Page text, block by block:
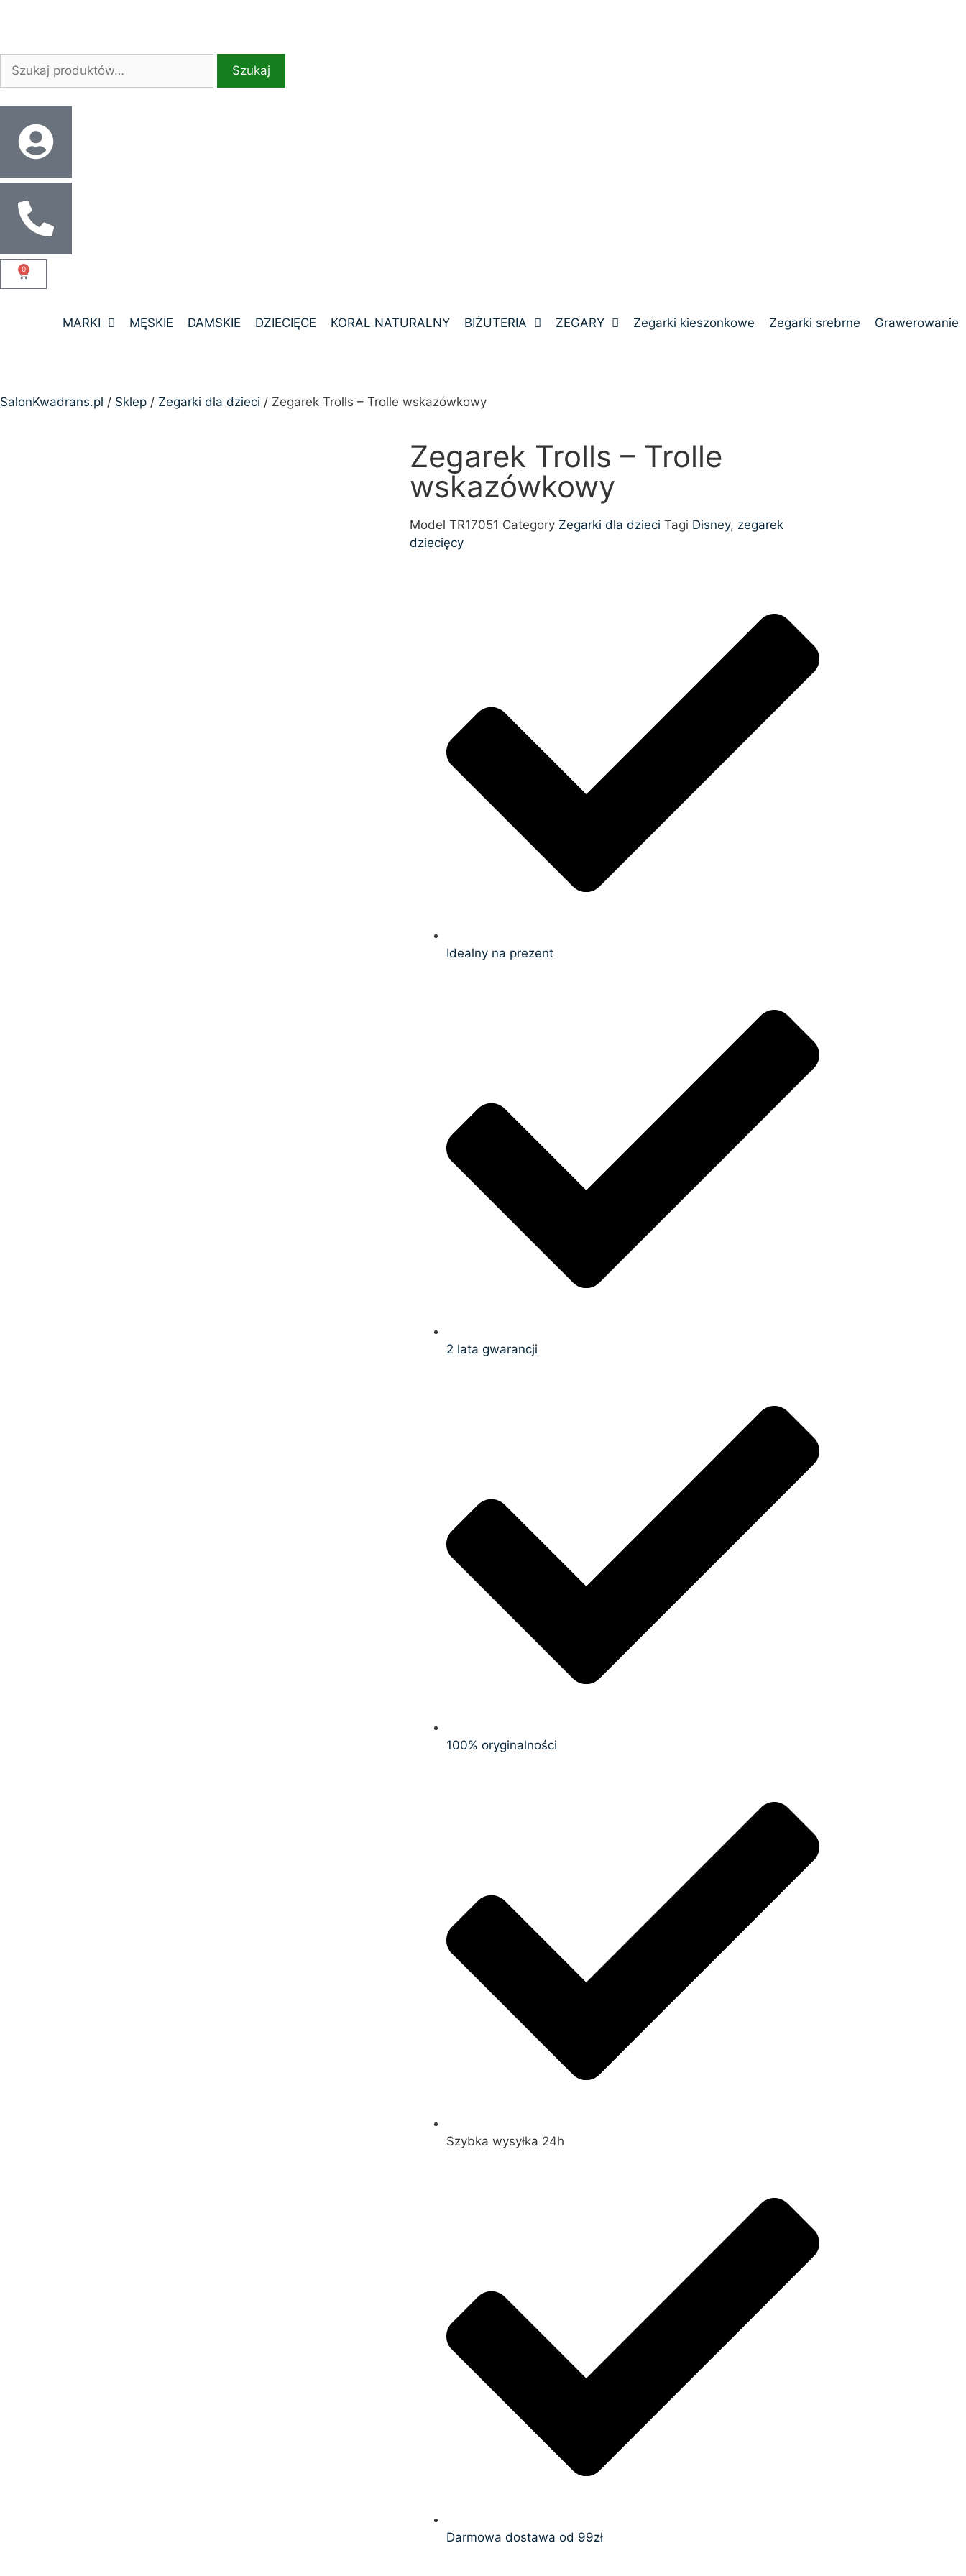
Szukaj
0
MARKI MĘSKIE DAMSKIE DZIECIĘCE KORAL NATURALNY BIŻUTERIA ZEGARY Zegarki kieszonkowe Zegarki srebrne Grawerowanie
SalonKwadrans.pl / Sklep / Zegarki dla dzieci / Zegarek Trolls – Trolle wskazówkowy
Zegarek Trolls – Trolle
wskazówkowy
Model TR17051 Category Zegarki dla dzieci Tagi Disney, zegarek
dziecięcy
Idealny na prezent
2 lata gwarancji
100% oryginalności
Szybka wysyłka 24h
Darmowa dostawa od 99zł